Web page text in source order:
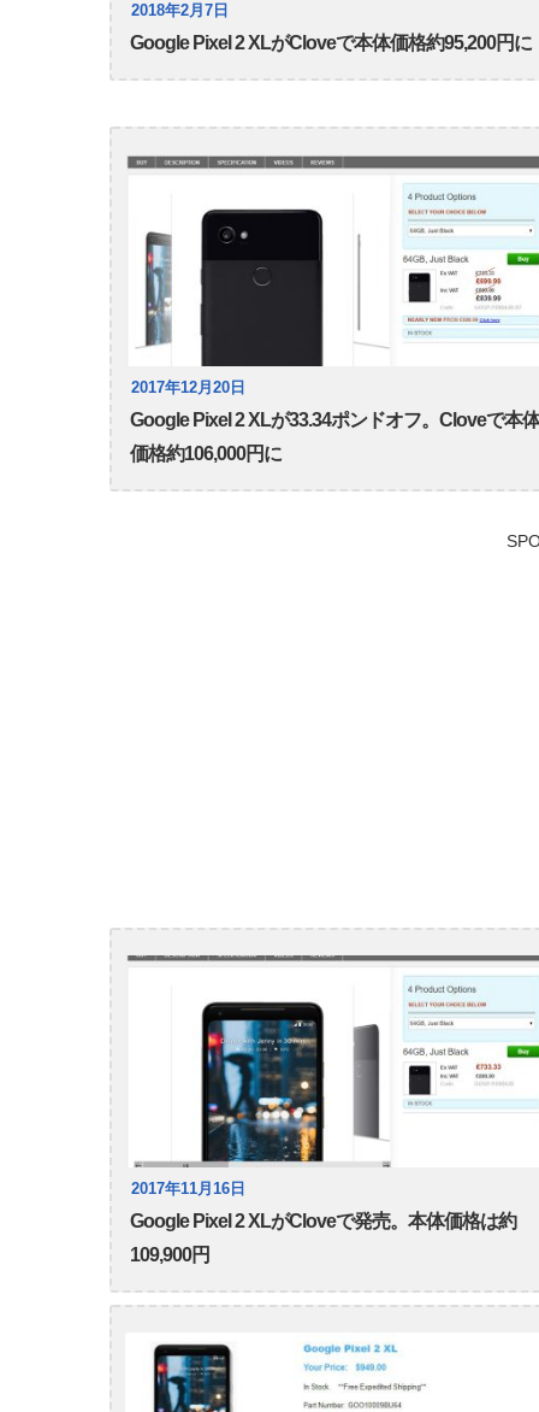
2018年2月7日
Google Pixel 2 XLがCloveで本体価格約95,200円に
2017年12月20日
Google Pixel 2 XLが33.34ポンドオフ。Cloveで本体
価格約106,000円に
2017年11月16日
Google Pixel 2 XLがCloveで発売。本体価格は約
109,900円